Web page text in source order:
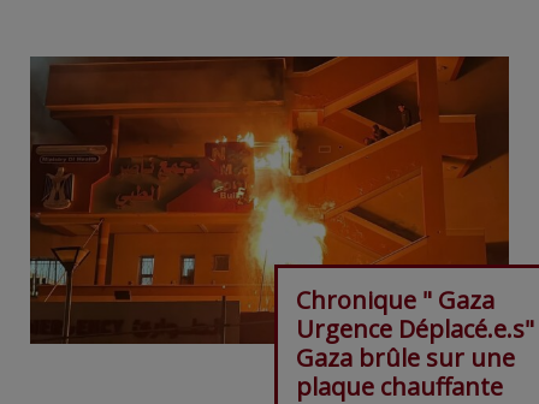
Chronique " Gaza
Urgence
Gaza brûle sur une
plaque chauffante